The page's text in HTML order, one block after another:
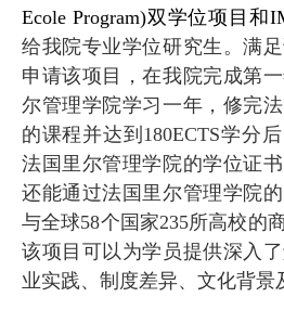
Ecole Program)双学位项目和
给我院专业学位研究生。满
申请该项目，在我院完成第
尔管理学院学习一年，修完
的课程并达到 180ECTS学分
法国里尔管理学院的学位证书
还能通过法国里尔管理学院
与全球58个国家235所高校的
该项目可以为学员提供深入
业实践、制度差异、文化背景